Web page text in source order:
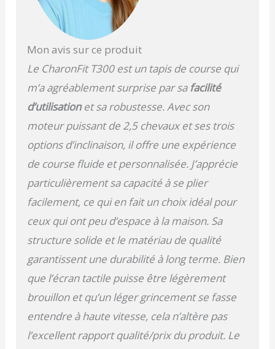
Mon avis sur ce produit
Le CharonFit T300 est un tapis de course qui
m’a agréablement surprise par sa facilité
d’utilisationet sa robustesse. Avec son
moteur puissant de 2,5 chevaux et ses trois
options d’inclinaison, il offre une expérience
de course fluide et personnalisée. J’apprécie
particulièrement sa capacité à se plier
facilement, ce qui en fait un choix idéal pour
ceux qui ont peu d’espace à la maison. Sa
structure solide et le matériau de qualité
garantissent une durabilité à long terme. Bien
que l’écran tactile puisse être légèrement
brouillon et qu’un léger grincement se fasse
entendre à haute vitesse, cela n’altère pas
l’excellent rapport qualité/prix du produit. Le